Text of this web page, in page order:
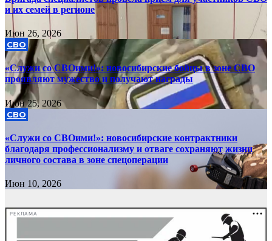
и их семей в регионе
Июн 26, 2026
СВО
«Служи со СВОими!»: новосибирские бойцы в зоне СВО
проявляют мужество и получают награды
Июн 25, 2026
СВО
«Служи со СВОими!»: новосибирские контрактники
благодаря профессионализму и отваге сохраняют жизни
личного состава в зоне спецоперации
Июн 10, 2026
РЕКЛАМА